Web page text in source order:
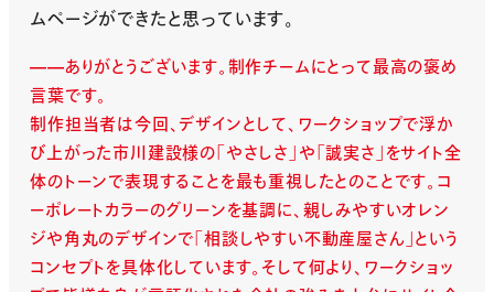
ムページができたと思っています。
ありがとうございます。制作チームにとって最高の褒め
言葉です。
制作担当者は今回、デザインとして、ワークショップで浮か
び上がった市川建設様の「やさしさ」や「誠実さ」をサイト全
体のトーンで表現することを最も重視したとのことです。コ
ーポレートカラーのグリーンを基調に、親しみやすいオレン
ジや角丸のデザインで「相談しやすい不動産屋さん」という
コンセプトを具体化しています。そして何より、ワークショッ